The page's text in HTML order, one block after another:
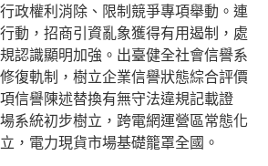
政權利消除、限制競爭專項舉動。連
動，招商引資亂象獲得有用遏制，處
認識顯明加強。出臺健全社會信譽系
復軌制，樹立企業信譽狀態綜合評價
信譽陳述替換有無守法違規記載證
系統初步樹立，跨電網運營區常態化
，電力現貨市場基礎籠罩全國。